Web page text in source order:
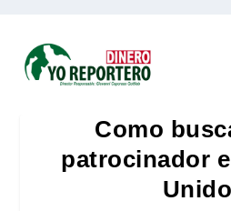
Como
patrocinador